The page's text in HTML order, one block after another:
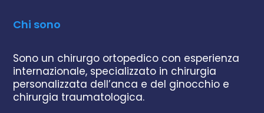
Chi sono
Sono un chirurgo ortopedico con esperienza
internazionale, specializzato in chirurgia
personalizzata dell’anca e del ginocchio e
chirurgia traumatologica.